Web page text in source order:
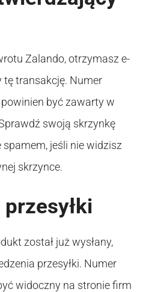
Zalando, otrzymasz e-
transakcję. Numer
być zawarty w
swoją skrzynkę
jeśli nie widzisz
skrzynce.
został już wysłany,
przesyłki. Numer
widoczny na stronie firm